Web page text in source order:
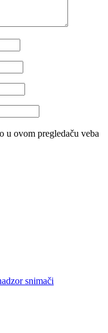
u ovom pregledaču veba
snimači